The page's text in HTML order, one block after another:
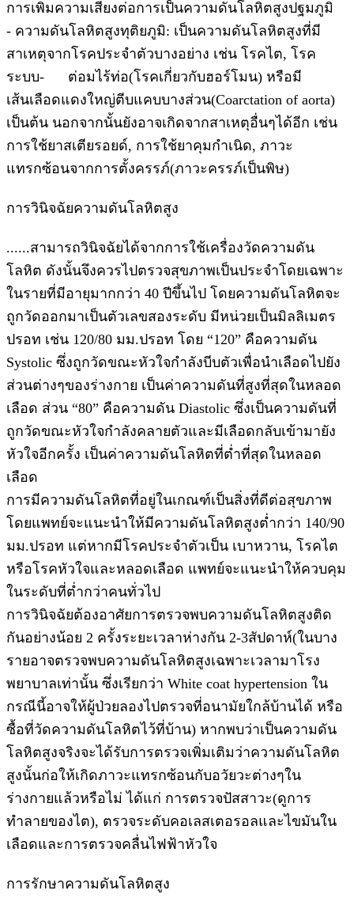
การเพิ่มความเสี่ยงต่อการเป็นความดันโลหิตสูงปฐมภูมิ
- ความดันโลหิตสูงทุติยภูมิ: เป็นความดันโลหิตสูงที่มี
สาเหตุจากโรคประจำตัวบางอย่าง เช่น โรคไต, โรค
ระบบ- ต่อมไร้ท่อ(โรคเกี่ยวกับฮอร์โมน) หรือมี
เส้นเลือดแดงใหญ่ตีบแคบบางส่วน(Coarctation of aorta)
เป็นต้น นอกจากนั้นยังอาจเกิดจากสาเหตุอื่นๆได้อีก เช่น
การใช้ยาสเตียรอยด์, การใช้ยาคุมกำเนิด, ภาวะ
แทรกซ้อนจากการตั้งครรภ์(ภาวะครรภ์เป็นพิษ)
การวินิจฉัยความดันโลหิตสูง
......สามารถวินิจฉัยได้จากการใช้เครื่องวัดความดัน
โลหิต ดังนั้นจึงควรไปตรวจสุขภาพเป็นประจำโดยเฉพาะ
ในรายที่มีอายุมากกว่า 40 ปีขึ้นไป โดยความดันโลหิตจะ
ถูกวัดออกมาเป็นตัวเลขสองระดับ มีหน่วยเป็นมิลลิเมตร
ปรอท เช่น 120/80 มม.ปรอท โดย “120” คือความดัน
Systolic ซึ่งถูกวัดขณะหัวใจกำลังบีบตัวเพื่อนำเลือดไปยัง
ส่วนต่างๆของร่างกาย เป็นค่าความดันที่สูงที่สุดในหลอด
เลือด ส่วน “80” คือความดัน Diastolic ซึ่งเป็นความดันที่
ถูกวัดขณะหัวใจกำลังคลายตัวและมีเลือดกลับเข้ามายัง
หัวใจอีกครั้ง เป็นค่าความดันโลหิตที่ต่ำที่สุดในหลอด
เลือด
การมีความดันโลหิตที่อยู่ในเกณฑ์เป็นสิ่งที่ดีต่อสุขภาพ
โดยแพทย์จะแนะนำให้มีความดันโลหิตสูงต่ำกว่า 140/90
มม.ปรอท แต่หากมีโรคประจำตัวเป็น เบาหวาน, โรคไต
หรือโรคหัวใจและหลอดเลือด แพทย์จะแนะนำให้ควบคุม
ในระดับที่ต่ำกว่าคนทั่วไป
การวินิจฉัยต้องอาศัยการตรวจพบความดันโลหิตสูงติด
กันอย่างน้อย 2 ครั้งระยะเวลาห่างกัน 2-3สัปดาห์(ในบาง
รายอาจตรวจพบความดันโลหิตสูงเฉพาะเวลามาโรง
พยาบาลเท่านั้น ซึ่งเรียกว่า White coat hypertension ใน
กรณีนี้อาจให้ผู้ป่วยลองไปตรวจที่อนามัยใกล้บ้านได้ หรือ
ซื้อที่วัดความดันโลหิตไว้ที่บ้าน) หากพบว่าเป็นความดัน
โลหิตสูงจริงจะได้รับการตรวจเพิ่มเติมว่าความดันโลหิต
สูงนั้นก่อให้เกิดภาวะแทรกซ้อนกับอวัยวะต่างๆใน
ร่างกายแล้วหรือไม่ ได้แก่ การตรวจปัสสาวะ(ดูการ
ทำลายของไต), ตรวจระดับคอเลสเตอรอลและไขมันใน
เลือดและการตรวจคลื่นไฟฟ้าหัวใจ
การรักษาความดันโลหิตสูง